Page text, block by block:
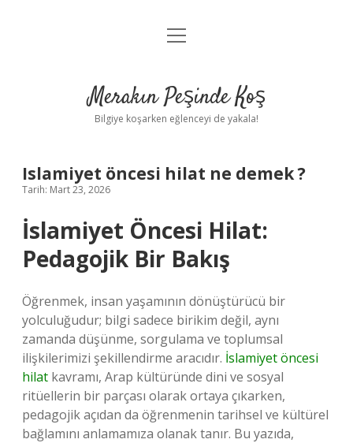
Anasayfa
Yasal Uyarı
menüyü
Merakın Peşinde Koş
Bilgiye koşarken eğlenceyi de yakala!
Islamiyet öncesi hilat ne demek ?
Tarih: Mart 23, 2026
İslamiyet Öncesi Hilat:
Pedagojik Bir Bakış
Öğrenmek, insan yaşamının dönüştürücü bir
yolculuğudur; bilgi sadece birikim değil, aynı
zamanda düşünme, sorgulama ve toplumsal
ilişkilerimizi şekillendirme aracıdır. İslamiyet öncesi
hilat kavramı, Arap kültüründe dini ve sosyal
ritüellerin bir parçası olarak ortaya çıkarken,
pedagojik açıdan da öğrenmenin tarihsel ve kültürel
bağlamını anlamamıza olanak tanır. Bu yazıda,